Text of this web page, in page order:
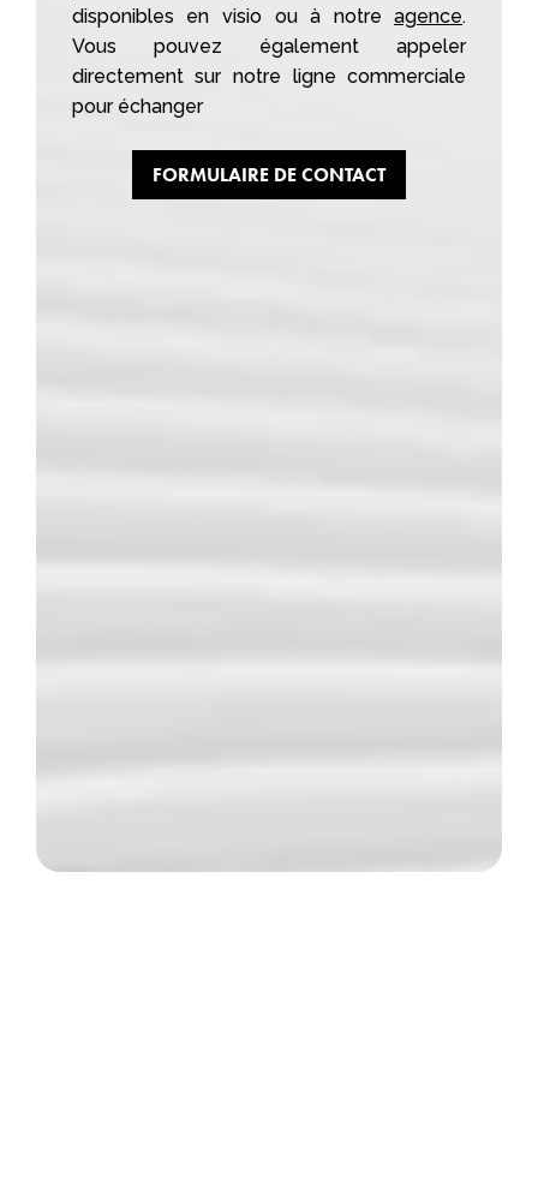
disponibles en visio ou à notreagence.
Vous pouvez également appeler
directement sur notre ligne commerciale
pour échanger
FORMULAIRE DE CONTACT